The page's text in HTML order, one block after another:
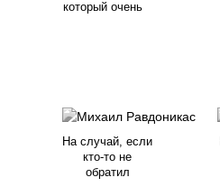
который очень
На случай, если
кто-то не
обратил